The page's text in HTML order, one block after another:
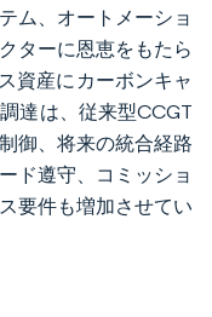
ム、オートメーショ
ターに恩恵をもたら
資産にカーボンキャ
達は、従来型CCGT
御、将来の統合経路
ド遵守、コミッショ
要件も増加させてい